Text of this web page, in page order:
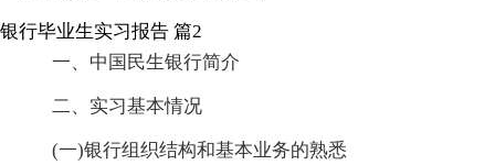
银行毕业生实习报告 篇2
一、中国民生银行简介
二、实习基本情况
(一)银行组织结构和基本业务的熟悉